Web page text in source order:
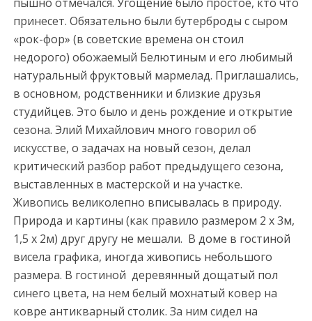
принесет. Обязательно были бутерброды с сыром
«рок-фор» (в советские времена он стоил
недорого) обожаемый Белютиным и его любимый
натуральный фруктовый мармелад. Приглашались,
в основном, родственники и близкие друзья
студийцев. Это было и день рождение и открытие
сезона. Элий Михайлович много говорил об
искусстве, о задачах на новый сезон, делал
критический разбор работ предыдущего сезона,
выставленных в мастерской и на участке.
Живопись великолепно вписывалась в природу.
Природа и картины (как правило размером 2 х 3м,
1,5 х 2м) друг другу не мешали. В доме в гостиной
висела графика, иногда живопись небольшого
размера. В гостиной деревянный дощатый пол
синего цвета, на нем белый мохнатый ковер на
ковре антикварный столик. За ним сидел на